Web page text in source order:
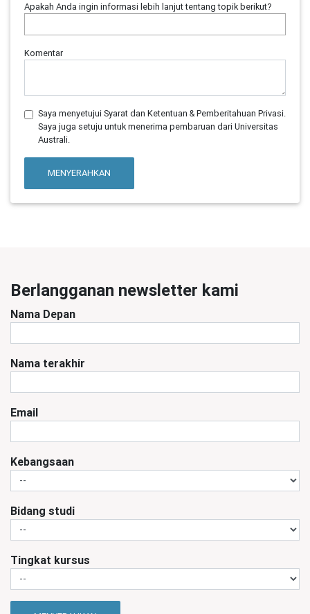
Apakah Anda ingin informasi lebih lanjut tentang topik berikut?
Komentar
Saya menyetujui Syarat dan Ketentuan & Pemberitahuan Privasi.
Saya juga setuju untuk menerima pembaruan dari Universitas
Australi.
MENYERAHKAN
Berlangganan newsletter kami
Nama Depan
Nama terakhir
Email
Kebangsaan
Bidang studi
Tingkat kursus